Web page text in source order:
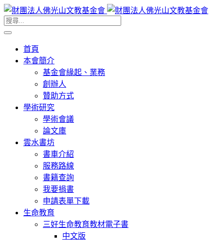
首頁
本會簡介
基金會緣起、業務
創辦人
贊助方式
學術研究
學術會議
論文庫
雲水書坊
書車介紹
服務路線
書籍查詢
我要捐書
申請表單下載
生命教育
三好生命教育教材電子書
中文版